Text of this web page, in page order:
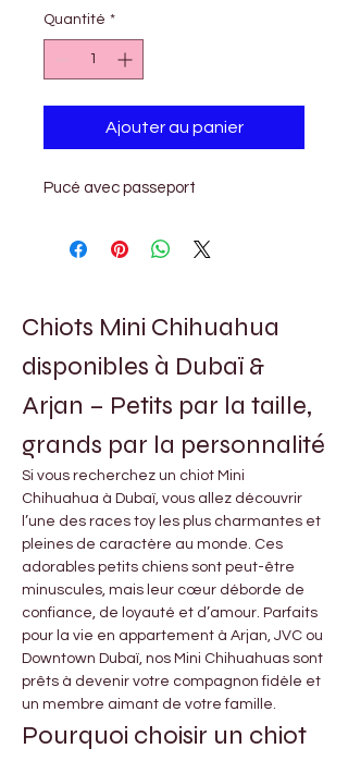
Quantité *
Ajouter au panier
Pucé avec passeport
Chiots Mini Chihuahua
disponibles à Dubaï &
Arjan – Petits par la taille,
grands par la personnalité
Si vous recherchez un chiot Mini
Chihuahua à Dubaï, vous allez découvrir
l’une des races toy les plus charmantes et
pleines de caractère au monde. Ces
adorables petits chiens sont peut-être
minuscules, mais leur cœur déborde de
confiance, de loyauté et d’amour. Parfaits
pour la vie en appartement à Arjan, JVC ou
Downtown Dubaï, nos Mini Chihuahuas sont
prêts à devenir votre compagnon fidèle et
un membre aimant de votre famille.
Pourquoi choisir un chiot